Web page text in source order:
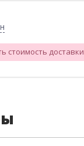
стоимость доставки